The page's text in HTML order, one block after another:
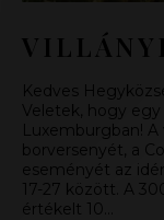
Kedves
Veletek, hogy
Luxemburgban!
borversenyét, a
eseményét az
17-27 között. A
értékelt 10…